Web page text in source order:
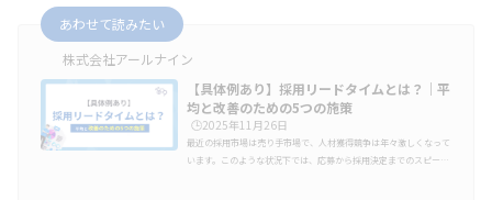
あわせて読みたい
株式会社アールナイン
【具体例あり】採用リードタイムとは？｜平
均と改善のための5つの施策
🕒️2025年11月26日
最近の採用市場は売り手市場で、人材獲得競争は年々激しくなって
います。このような状況下では、応募から採用決定までのスピード